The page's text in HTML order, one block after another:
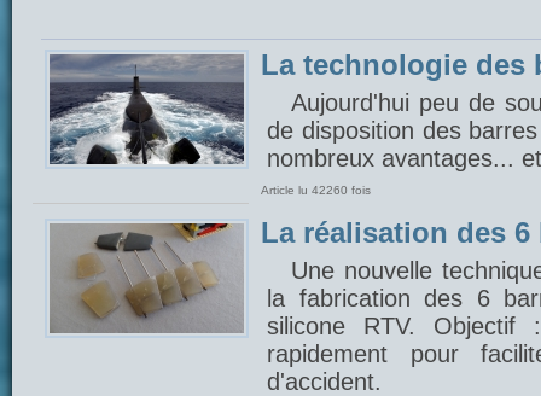
La technologie des
Aujourd'hui peu de
de disposition des
nombreux avantages...
Article lu 42260 fois
La réalisation des
Une nouvelle
la fabrication des 6
silicone RTV. Objectif
rapidement pour
d'accident.